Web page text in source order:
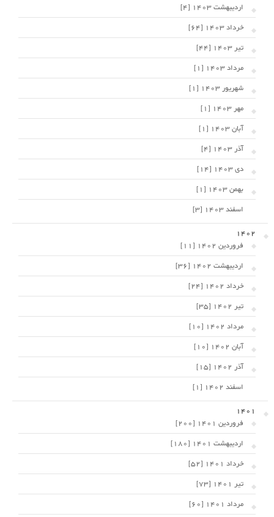
اردیبهشت 1403 [4]
خرداد 1403 [64]
تیر 1403 [44]
مرداد 1403 [1]
شهریور 1403 [1]
مهر 1403 [1]
آبان 1403 [1]
آذر 1403 [4]
دی 1403 [14]
بهمن 1403 [1]
اسفند 1403 [3]
1402
فروردین 1402 [11]
اردیبهشت 1402 [36]
خرداد 1402 [24]
تیر 1402 [35]
مرداد 1402 [10]
آبان 1402 [10]
آذر 1402 [15]
اسفند 1402 [1]
1401
فروردین 1401 [200]
اردیبهشت 1401 [180]
خرداد 1401 [52]
تیر 1401 [73]
مرداد 1401 [60]